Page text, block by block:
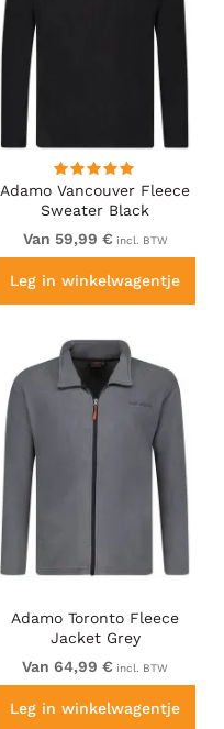
Adamo Vancouver Fleece
Sweater Black
Van 59,99 € incl. BTW
Leg in winkelwagentje
Adamo Toronto Fleece
Jacket Grey
Van 64,99 € incl. BTW
Leg in winkelwagentje